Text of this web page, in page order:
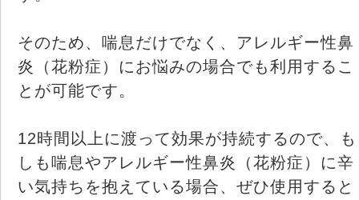
そのため、喘息だけでなく、アレルギー性鼻
炎（花粉症）にお悩みの場合でも利用するこ
とが可能です。
12時間以上に渡って効果が持続するので、も
しも喘息やアレルギー性鼻炎（花粉症）に辛
い気持ちを抱えている場合、ぜひ使用すると